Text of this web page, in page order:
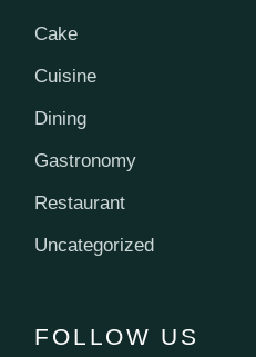
Cake
Cuisine
Dining
Gastronomy
Restaurant
Uncategorized
FOLLOW US